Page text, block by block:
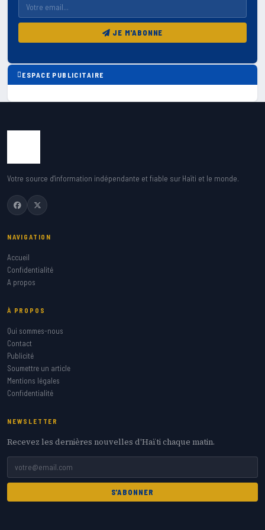
JE M'ABONNE
ESPACE PUBLICITAIRE
Votre source d'information indépendante et fiable sur Haïti et le monde.
NAVIGATION
Accueil
Confidentialité
A propos
À PROPOS
Qui sommes-nous
Contact
Publicité
Soumettre un article
Mentions légales
Confidentialité
NEWSLETTER
Recevez les dernières nouvelles d'Haïti chaque matin.
S'ABONNER